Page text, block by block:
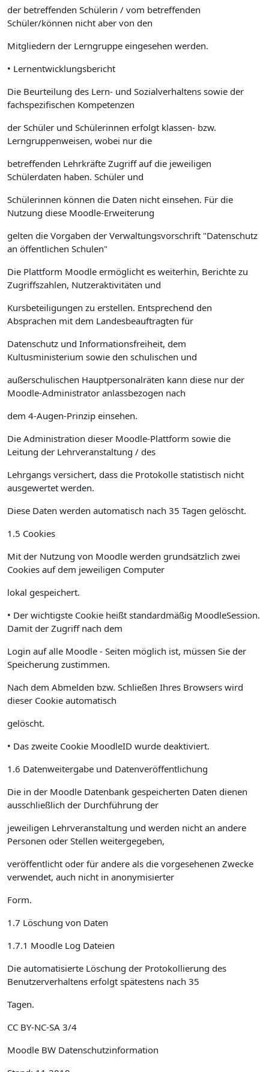
der betreffenden Schülerin / vom betreffenden
Schüler/können nicht aber von den
Mitgliedern der Lerngruppe eingesehen werden.
• Lernentwicklungsbericht
Die Beurteilung des Lern- und Sozialverhaltens sowie der
fachspezifischen Kompetenzen
der Schüler und Schülerinnen erfolgt klassen- bzw.
Lerngruppenweisen, wobei nur die
betreffenden Lehrkräfte Zugriff auf die jeweiligen
Schülerdaten haben. Schüler und
Schülerinnen können die Daten nicht einsehen. Für die
Nutzung diese Moodle-Erweiterung
gelten die Vorgaben der Verwaltungsvorschrift "Datenschutz
an öffentlichen Schulen"
Die Plattform Moodle ermöglicht es weiterhin, Berichte zu
Zugriffszahlen, Nutzeraktivitäten und
Kursbeteiligungen zu erstellen. Entsprechend den
Absprachen mit dem Landesbeauftragten für
Datenschutz und Informationsfreiheit, dem
Kultusministerium sowie den schulischen und
außerschulischen Hauptpersonalräten kann diese nur der
Moodle-Administrator anlassbezogen nach
dem 4-Augen-Prinzip einsehen.
Die Administration dieser Moodle-Plattform sowie die
Leitung der Lehrveranstaltung / des
Lehrgangs versichert, dass die Protokolle statistisch nicht
ausgewertet werden.
Diese Daten werden automatisch nach 35 Tagen gelöscht.
1.5 Cookies
Mit der Nutzung von Moodle werden grundsätzlich zwei
Cookies auf dem jeweiligen Computer
lokal gespeichert.
• Der wichtigste Cookie heißt standardmäßig MoodleSession.
Damit der Zugriff nach dem
Login auf alle Moodle - Seiten möglich ist, müssen Sie der
Speicherung zustimmen.
Nach dem Abmelden bzw. Schließen Ihres Browsers wird
dieser Cookie automatisch
gelöscht.
• Das zweite Cookie MoodleID wurde deaktiviert.
1.6 Datenweitergabe und Datenveröffentlichung
Die in der Moodle Datenbank gespeicherten Daten dienen
ausschließlich der Durchführung der
jeweiligen Lehrveranstaltung und werden nicht an andere
Personen oder Stellen weitergegeben,
veröffentlicht oder für andere als die vorgesehenen Zwecke
verwendet, auch nicht in anonymisierter
Form.
1.7 Löschung von Daten
1.7.1 Moodle Log Dateien
Die automatisierte Löschung der Protokollierung des
Benutzerverhaltens erfolgt spätestens nach 35
Tagen.
CC BY-NC-SA 3/4
Moodle BW Datenschutzinformation